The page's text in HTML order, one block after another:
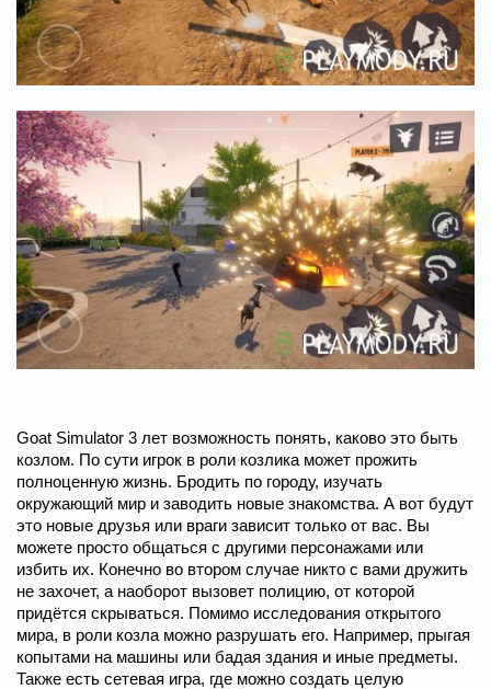
Goat Simulator 3 лет возможность понять, каково это быть
козлом. По сути игрок в роли козлика может прожить
полноценную жизнь. Бродить по городу, изучать
окружающий мир и заводить новые знакомства. А вот будут
это новые друзья или враги зависит только от вас. Вы
можете просто общаться с другими персонажами или
избить их. Конечно во втором случае никто с вами дружить
не захочет, а наоборот вызовет полицию, от которой
придётся скрываться. Помимо исследования открытого
мира, в роли козла можно разрушать его. Например, прыгая
копытами на машины или бадая здания и иные предметы.
Также есть сетевая игра, где можно создать целую